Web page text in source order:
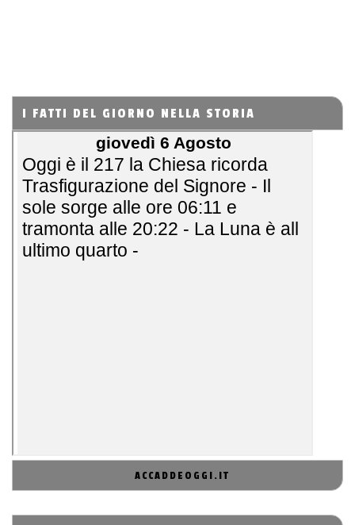
I FATTI DEL GIORNO NELLA STORIA
ACCADDEOGGI.IT